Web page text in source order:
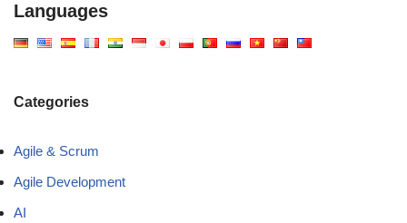
Languages
Categories
Agile & Scrum
Agile Development
AI